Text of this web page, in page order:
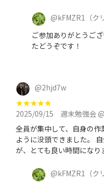
@kFMZR1 （ク
ご参加ありがとうご
たどうぞです！
@2hjd7w
★★★★★
2025/09/15
週末勉強会
全員が集中して、自身の
ように没頭できました。
が、とても良い時間になり
@kFMZR1 （ク